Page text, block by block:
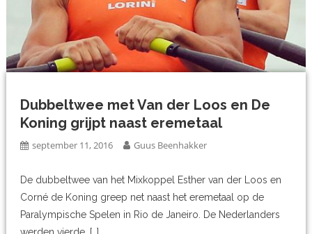
Dubbeltwee met Van der Loos en De
Koning grijpt naast eremetaal
september 11, 2016 Guus Beenhakker
De dubbeltwee van het Mixkoppel Esther van der Loos en
Corné de Koning greep net naast het eremetaal op de
Paralympische Spelen in Rio de Janeiro. De Nederlanders